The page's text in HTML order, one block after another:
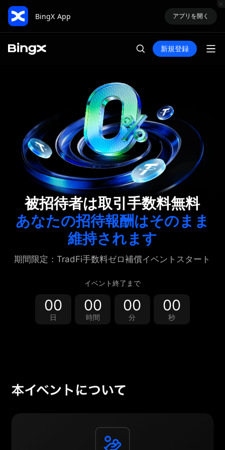
BingX App アプリを開く
新規登録
被招待者は取引手数料無料
あなたの招待報酬はそのまま
維持されます
期間限定：TradFi手数料ゼロ補償イベントスタート
イベント終了まで
00
日
00
時間
00
分
00
秒